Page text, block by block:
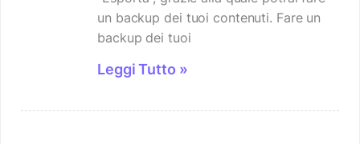
un backup dei tuoi contenuti. Fare un
backup dei tuoi
Leggi Tutto »